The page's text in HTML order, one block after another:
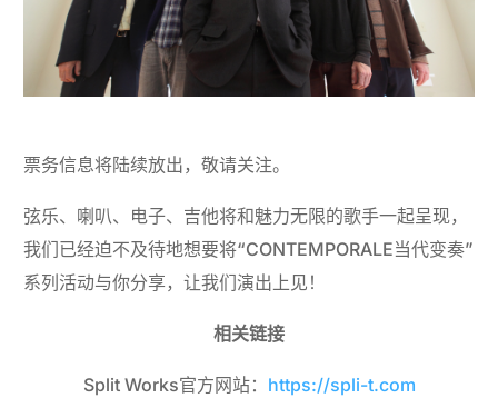
票务信息将陆续放出，敬请关注。
弦乐、喇叭、电子、吉他将和魅力无限的歌手一起呈现，
我们已经迫不及待地想要将“CONTEMPORALE当代变奏”
系列活动与你分享，让我们演出上见！
相关链接
Split Works官方网站： https://spli-t.com